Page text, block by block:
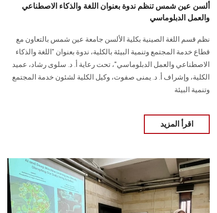
ألسن عين شمس تنظم ندوة بعنوان اللغة والذكاء الاصطناعي
والعمل الدبلوماسي
نظم قسم اللغة الصينية بكلية الألسن جامعة عين شمس بالتعاون مع
قطاع خدمة المجتمع وتنمية ‏البيئة بالكلية، ندوة بعنوان "اللغة والذكاء
الاصطناعي والعمل الدبلوماسي"، تحت رعاية أ. د. ‏سلوى رشاد، عميد
الكلية، وإشراف أ. د. يمنى صفوت، وكيل الكلية لشئون خدمة المجتمع
وتنمية ‏البيئة
اقرأ المزيد